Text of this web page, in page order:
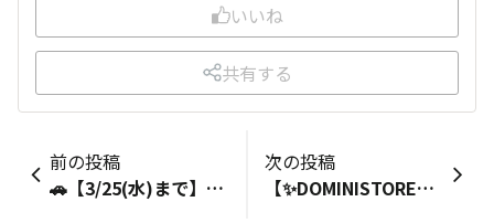
いいね
共有する
前の投稿
🚗【3/25(水)まで】ドライブ好きの方！車で行くおすすめホテルを教えてください🎤
次の投稿
【✨DOMINISTORE新商品✨】ドーミーいんこスマホショルダー販売開始！